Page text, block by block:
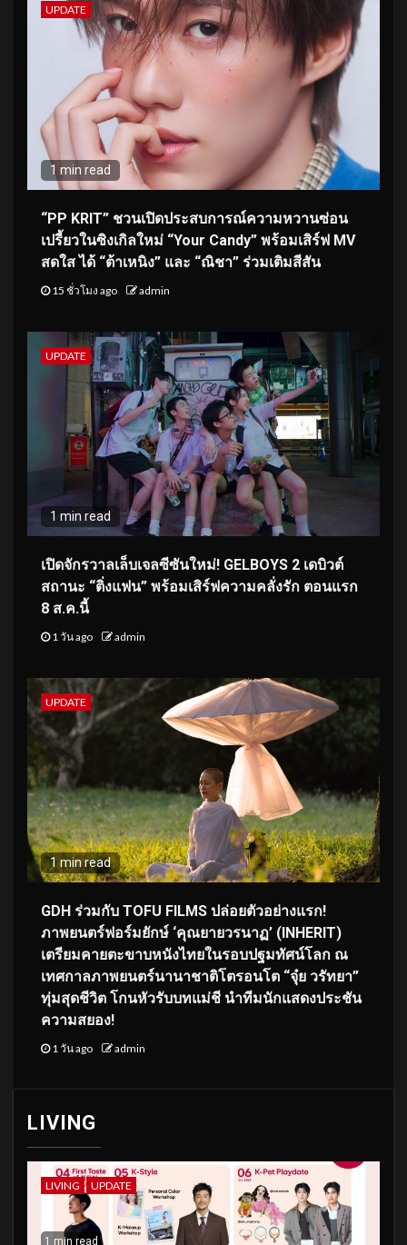
UPDATE
1 min read
“PP KRIT” ชวนเปิดประสบการณ์ความหวานซ่อน
เปรี้ยวในซิงเกิลใหม่ “Your Candy” พร้อมเสิร์ฟ MV
สดใส ได้ “ต้าเหนิง” และ “ณิชา” ร่วมเติมสีสัน
15 ชั่วโมง ago admin
UPDATE
1 min read
เปิดจักรวาลเล็บเจลซีซันใหม่! GELBOYS 2 เดบิวต์
สถานะ “ติ่งแฟน” พร้อมเสิร์ฟความคลั่งรัก ตอนแรก
8 ส.ค.นี้
1 วัน ago admin
UPDATE
1 min read
GDH ร่วมกับ TOFU FILMS ปล่อยตัวอย่างแรก!
ภาพยนตร์ฟอร์มยักษ์ ‘คุณยายวรนาฏ’ (INHERIT)
เตรียมคายตะขาบหนังไทยในรอบปฐมทัศน์โลก ณ
เทศกาลภาพยนตร์นานาชาติโตรอนโต “จุ๋ย วรัทยา”
ทุ่มสุดชีวิต โกนหัวรับบทแม่ชี นำทีมนักแสดงประชัน
ความสยอง!
1 วัน ago admin
LIVING
LIVING UPDATE
1 min read